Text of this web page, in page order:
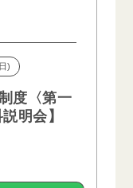
)
度〈第一
明会】